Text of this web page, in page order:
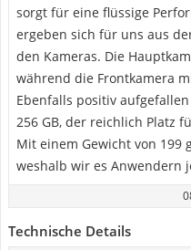
sorgt für eine flüssige
ergeben sich für uns aus
den Kameras. Die
während die Frontkamera
Ebenfalls positiv
256 GB, der reichlich Platz
Mit einem Gewicht von 199
weshalb wir es Anwendern
Technische Details